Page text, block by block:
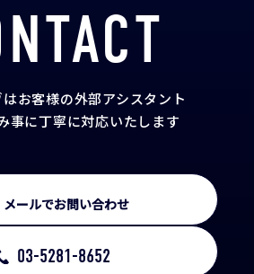
お客様の外部アシスタント
事に丁寧に対応いたします
メールでお問い合わせ
03-5281-8652